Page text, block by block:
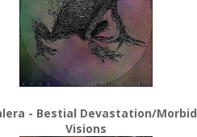
- Bestial Devastation/Morbid
Visions